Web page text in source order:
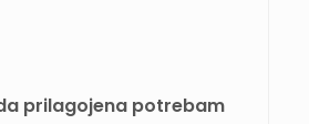
prilagojena potrebam